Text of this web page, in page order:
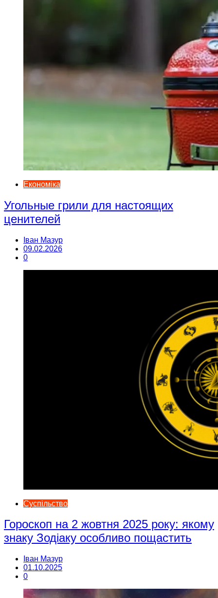
Економіка
Угольные грили для настоящих
ценителей
Іван Мазур
09.02.2026
0
Суспільство
Гороскоп на 2 жовтня 2025 року: якому
знаку Зодіаку особливо пощастить
Іван Мазур
01.10.2025
0